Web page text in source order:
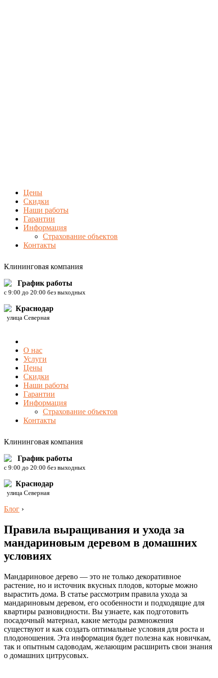
Цены
Скидки
Наши работы
Гарантии
Информация
Страхование объектов
Контакты
Клининговая компания
График работы
c 9:00 до 20:00 без выходных
Краснодар
улица Северная
О нас
Услуги
Цены
Скидки
Наши работы
Гарантии
Информация
Страхование объектов
Контакты
Клининговая компания
График работы
c 9:00 до 20:00 без выходных
Краснодар
улица Северная
Блог ›
Правила выращивания и ухода за
мандариновым деревом в домашних
условиях
Мандариновое дерево — это не только декоративное
растение, но и источник вкусных плодов, которые можно
вырастить дома. В статье рассмотрим правила ухода за
мандариновым деревом, его особенности и подходящие для
квартиры разновидности. Вы узнаете, как подготовить
посадочный материал, какие методы размножения
существуют и как создать оптимальные условия для роста и
плодоношения. Эта информация будет полезна как новичкам,
так и опытным садоводам, желающим расширить свои знания
о домашних цитрусовых.